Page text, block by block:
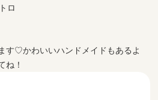
ロ
す♡かわいいハンドメイドもあるよ
ね！